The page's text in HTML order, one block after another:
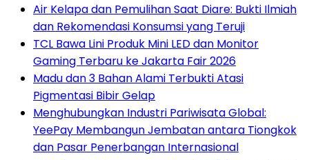
Air Kelapa dan Pemulihan Saat Diare: Bukti Ilmiah
dan Rekomendasi Konsumsi yang Teruji
TCL Bawa Lini Produk Mini LED dan Monitor
Gaming Terbaru ke Jakarta Fair 2026
Madu dan 3 Bahan Alami Terbukti Atasi
Pigmentasi Bibir Gelap
Menghubungkan Industri Pariwisata Global:
YeePay Membangun Jembatan antara Tiongkok
dan Pasar Penerbangan Internasional